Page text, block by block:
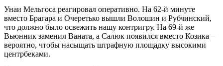
Унаи Мельгоса реагировал оперативно. На 62-й минуте
вместо Брагара и Очеретько вышли Волошин и Рубчинский,
что должно было освежить нашу контригру. На 69-й же
Вьюнник заменил Ваната, а Салюк появился вместо Козика –
вероятно, чтобы насыщать штрафную площадку высокими
центрбеками.